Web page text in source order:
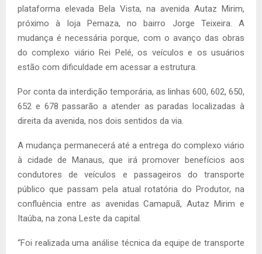
plataforma elevada Bela Vista, na avenida Autaz Mirim,
próximo à loja Pemaza, no bairro Jorge Teixeira. A
mudança é necessária porque, com o avanço das obras
do complexo viário Rei Pelé, os veículos e os usuários
estão com dificuldade em acessar a estrutura.
Por conta da interdição temporária, as linhas 600, 602, 650,
652 e 678 passarão a atender as paradas localizadas à
direita da avenida, nos dois sentidos da via.
A mudança permanecerá até a entrega do complexo viário
à cidade de Manaus, que irá promover benefícios aos
condutores de veículos e passageiros do transporte
público que passam pela atual rotatória do Produtor, na
confluência entre as avenidas Camapuã, Autaz Mirim e
Itaúba, na zona Leste da capital.
“Foi realizada uma análise técnica da equipe de transporte